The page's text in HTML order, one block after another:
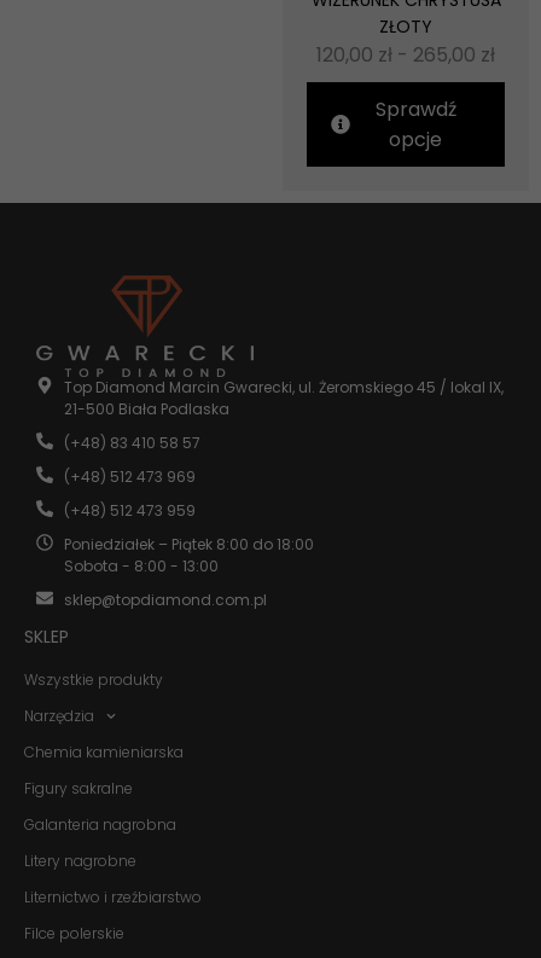
ZŁOTY
120,00 zł - 265,00 zł
Sprawdź
opcje
Top Diamond Marcin Gwarecki, ul. Żeromskiego 45 / lokal IX,
21-500 Biała Podlaska
(+48) 83 410 58 57
(+48) 512 473 969
(+48) 512 473 959
Poniedziałek – Piątek 8:00 do 18:00
Sobota - 8:00 - 13:00
sklep@topdiamond.com.pl
SKLEP
Wszystkie produkty
Narzędzia
Chemia kamieniarska
Figury sakralne
Galanteria nagrobna
Litery nagrobne
Liternictwo i rzeźbiarstwo
Filce polerskie